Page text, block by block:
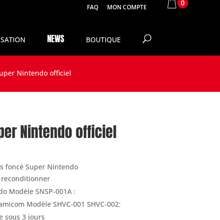
FAQ MON COMPTE 0
NEWS BOUTIQUE
Nintendo officiel
Nintendo officiel
foncé Super Nintendo
reconditionner
Modèle SNSP-001A :
Modèle SHVC-001 SHVC-002:
sous 3 jours